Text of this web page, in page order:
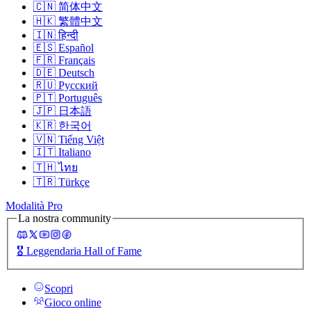
🇨🇳 简体中文
🇭🇰 繁體中文
🇮🇳 हिन्दी
🇪🇸 Español
🇫🇷 Français
🇩🇪 Deutsch
🇷🇺 Русский
🇵🇹 Português
🇯🇵 日本語
🇰🇷 한국어
🇻🇳 Tiếng Việt
🇮🇹 Italiano
🇹🇭 ไทย
🇹🇷 Türkçe
Modalità Pro
La nostra community
🎖️ Leggendaria Hall of Fame
Scopri
Gioco online